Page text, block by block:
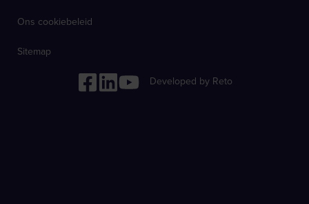
Ons cookiebeleid
Sitemap
Developed by Reto